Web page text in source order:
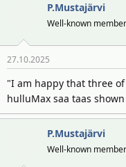
P.Mustajärvi
Well-known member
27.10.2025
"I am happy that three
hulluMax saa taas
P.Mustajärvi
Well-known member